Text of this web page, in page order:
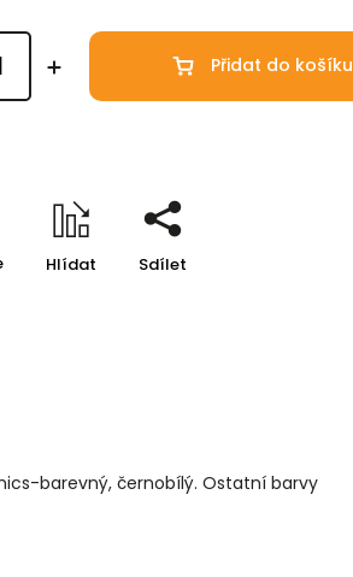
Přidat do košíku
Hlídat Sdílet
barevný, černobílý. Ostatní barvy